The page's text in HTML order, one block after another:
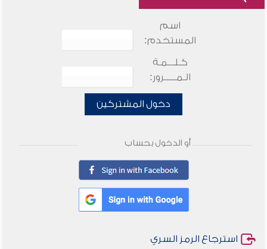
اسم
المستخدم:
كـلـــمـة
الـمـــــرور:
دخول المشتركين
أو الدخول بحساب
استرجاع الرمز السري